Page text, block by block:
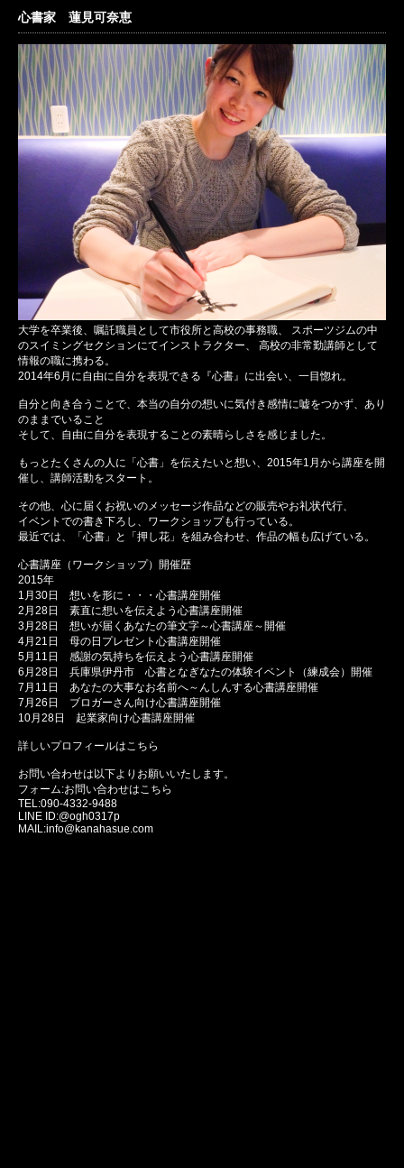
心書家 蓮見可奈恵
大学を卒業後、嘱託職員として市役所と高校の事務職、 スポーツジムの中
のスイミングセクションにてインストラクター、 高校の非常勤講師として
情報の職に携わる。
2014年6月に自由に自分を表現できる『心書』に出会い、一目惚れ。
自分と向き合うことで、本当の自分の想いに気付き感情に嘘をつかず、あり
のままでいること
そして、自由に自分を表現することの素晴らしさを感じました。
もっとたくさんの人に「心書」を伝えたいと想い、2015年1月から講座を開
催し、講師活動をスタート。
その他、心に届くお祝いのメッセージ作品などの販売やお礼状代行、
イベントでの書き下ろし、ワークショップも行っている。
最近では、「心書」と「押し花」を組み合わせ、作品の幅も広げている。
心書講座（ワークショップ）開催歴
2015年
1月30日 想いを形に・・・心書講座開催
2月28日 素直に想いを伝えよう心書講座開催
3月28日 想いが届くあなたの筆文字～心書講座～開催
4月21日 母の日プレゼント心書講座開催
5月11日 感謝の気持ちを伝えよう心書講座開催
6月28日 兵庫県伊丹市 心書となぎなたの体験イベント（練成会）開催
7月11日 あなたの大事なお名前へ～んしんする心書講座開催
7月26日 ブロガーさん向け心書講座開催
10月28日 起業家向け心書講座開催
詳しいプロフィールはこちら
お問い合わせは以下よりお願いいたします。
フォーム:お問い合わせはこちら
TEL:090-4332-9488
LINE ID:@ogh0317p
MAIL:info@kanahasue.com